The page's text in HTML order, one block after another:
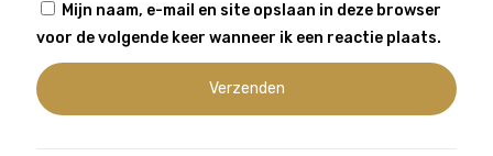
Mijn naam, e-mail en site opslaan in deze browser
voor de volgende keer wanneer ik een reactie plaats.